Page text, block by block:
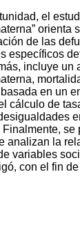
el
orienta
de las
específicos
incluye un
en un
cálculo de
se
analizan la
variables
con el fin